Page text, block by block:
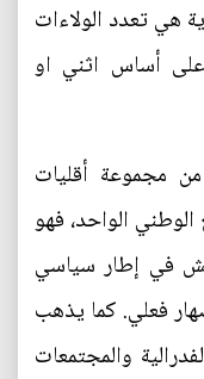
هي تعدد الولاءات
على أساس اثني او
مجموعة أقليات
الواحد، فهو
في إطار سياسي
فعلي. كما يذهب
والمجتمعات